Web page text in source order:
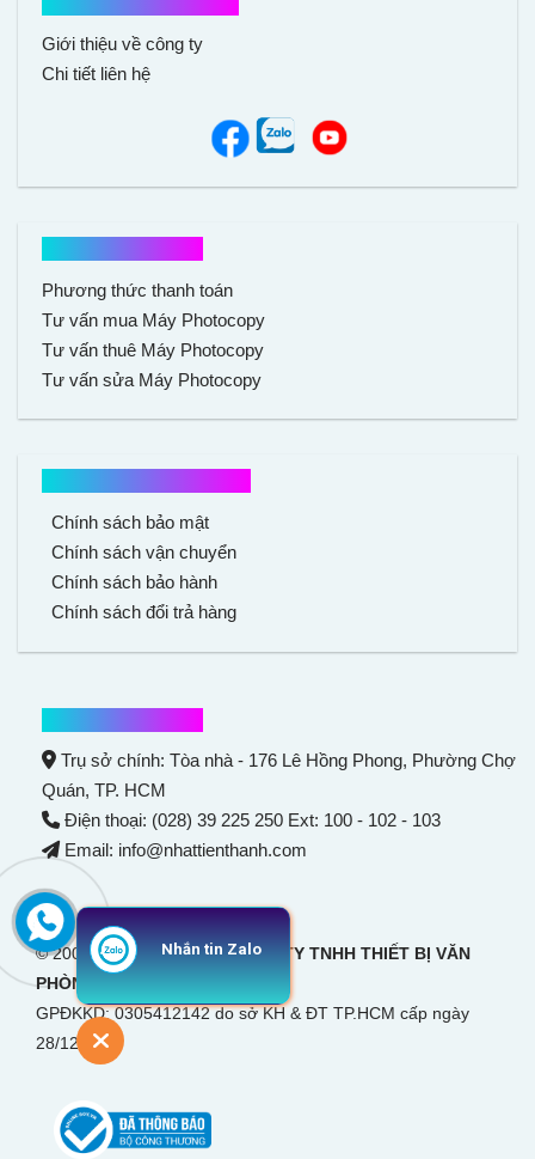
Giới thiệu về công ty
Chi tiết liên hệ
Phương thức thanh toán
Tư vấn mua Máy Photocopy
Tư vấn thuê Máy Photocopy
Tư vấn sửa Máy Photocopy
Chính sách bảo mật
Chính sách vận chuyển
Chính sách bảo hành
Chính sách đổi trả hàng
Trụ sở chính: Tòa nhà - 176 Lê Hồng Phong, Phường Chợ
Quán, TP. HCM
Điện thoại: (028) 39 225 250 Ext: 100 - 102 - 103
Email: info@nhattienthanh.com
© 2007 Bản quyền thuộc CÔNG TY TNHH THIẾT BỊ VĂN
PHÒNG NHẬT TIẾN THANH
GPĐKKD: 0305412142 do sở KH & ĐT TP.HCM cấp ngày
28/12/2007
Nhắn tin Zalo